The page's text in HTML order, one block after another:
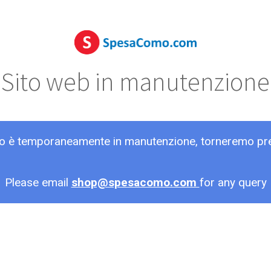
Sito web in manutenzione
è temporaneamente in manutenzione, torneremo
Please email shop@spesacomo.com for any query